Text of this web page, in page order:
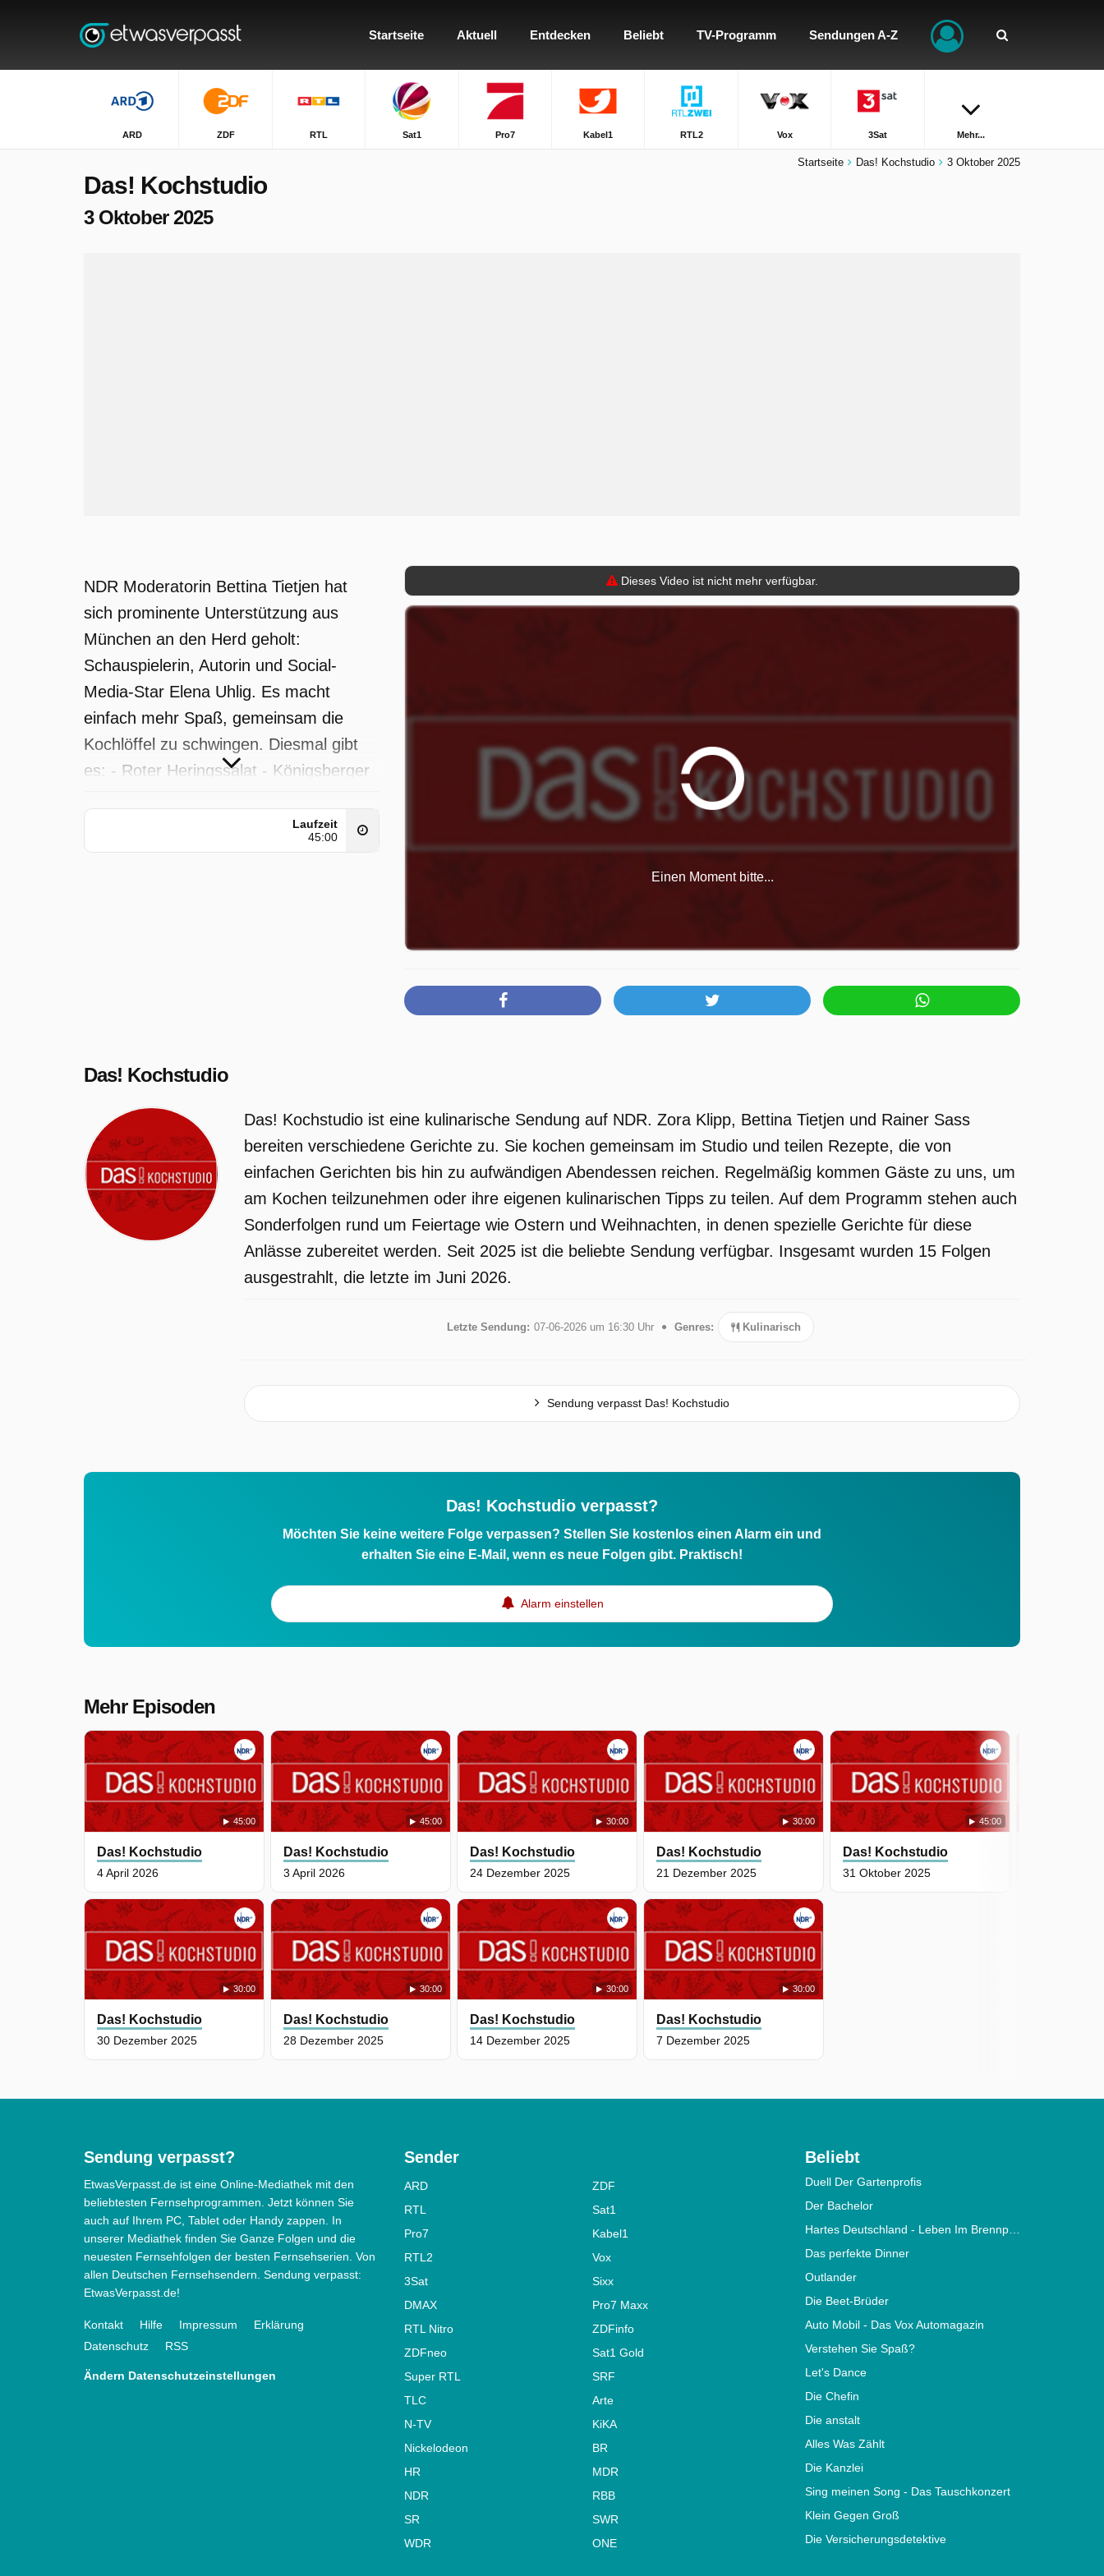
Startseite Aktuell Entdecken Beliebt TV-Programm Sendungen A-Z
ARD ZDF RTL Sat1 Pro7 Kabel1 RTL2 Vox 3Sat Mehr...
Startseite Das! Kochstudio 3 Oktober 2025
Das! Kochstudio
3 Oktober 2025
NDR Moderatorin Bettina Tietjen hat
sich prominente Unterstützung aus
München an den Herd geholt:
Schauspielerin, Autorin und Social-
Media-Star Elena Uhlig. Es macht
einfach mehr Spaß, gemeinsam die
Kochlöffel zu schwingen. Diesmal gibt
es: - Roter Heringssalat - Königsberger
Laufzeit
45:00
Dieses Video ist nicht mehr verfügbar.
Einen Moment bitte...
Das! Kochstudio
Das! Kochstudio ist eine kulinarische Sendung auf NDR. Zora Klipp, Bettina Tietjen und Rainer Sass
bereiten verschiedene Gerichte zu. Sie kochen gemeinsam im Studio und teilen Rezepte, die von
einfachen Gerichten bis hin zu aufwändigen Abendessen reichen. Regelmäßig kommen Gäste zu uns, um
am Kochen teilzunehmen oder ihre eigenen kulinarischen Tipps zu teilen. Auf dem Programm stehen auch
Sonderfolgen rund um Feiertage wie Ostern und Weihnachten, in denen spezielle Gerichte für diese
Anlässe zubereitet werden. Seit 2025 ist die beliebte Sendung verfügbar. Insgesamt wurden 15 Folgen
ausgestrahlt, die letzte im Juni 2026.
Letzte Sendung: 07-06-2026 um 16:30 Uhr Genres: Kulinarisch
Sendung verpasst Das! Kochstudio
Das! Kochstudio verpasst?
Möchten Sie keine weitere Folge verpassen? Stellen Sie kostenlos einen Alarm ein und
erhalten Sie eine E-Mail, wenn es neue Folgen gibt. Praktisch!
Alarm einstellen
Mehr Episoden
45:00
Das! Kochstudio
4 April 2026
45:00
Das! Kochstudio
3 April 2026
30:00
Das! Kochstudio
30 Dezember 2025
30:00
Das! Kochstudio
28 Dezember 2025
30:00
Das! Kochstudio
24 Dezember 2025
30:00
Das! Kochstudio
21 Dezember 2025
30:00
Das! Kochstudio
14 Dezember 2025
30:00
Das! Kochstudio
7 Dezember 2025
45:00
Das! Kochstudio
31 Oktober 2025
Sendung verpasst?
EtwasVerpasst.de ist eine Online-Mediathek mit den
beliebtesten Fernsehprogrammen. Jetzt können Sie
auch auf Ihrem PC, Tablet oder Handy zappen. In
unserer Mediathek finden Sie Ganze Folgen und die
neuesten Fernsehfolgen der besten Fernsehserien. Von
allen Deutschen Fernsehsendern. Sendung verpasst:
EtwasVerpasst.de!
Kontakt Hilfe Impressum
Erklärung
Datenschutz
RSS
Ändern Datenschutzeinstellungen
Sender
ARD
ZDF
RTL
Sat1
Pro7
Kabel1
RTL2
Vox
3Sat
Sixx
DMAX
Pro7 Maxx
RTL Nitro
ZDFinfo
ZDFneo
Sat1 Gold
Super RTL
SRF
TLC
Arte
N-TV
KiKA
Nickelodeon
BR
HR
MDR
NDR
RBB
SR
SWR
WDR
ONE
Beliebt
Duell Der Gartenprofis
Der Bachelor
Hartes Deutschland - Leben Im Brennpunkt
Das perfekte Dinner
Outlander
Die Beet-Brüder
Auto Mobil - Das Vox Automagazin
Verstehen Sie Spaß?
Let's Dance
Die Chefin
Die anstalt
Alles Was Zählt
Die Kanzlei
Sing meinen Song - Das Tauschkonzert
Klein Gegen Groß
Die Versicherungsdetektive